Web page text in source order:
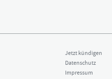
Jetzt kündigen
Datenschutz
Impressum